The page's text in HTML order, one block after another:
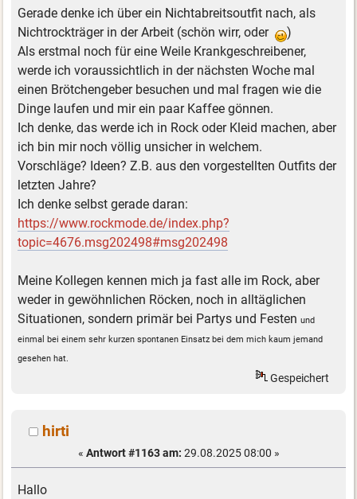
Gerade denke ich über ein Nichtabreitsoutfit nach, als
Nichtrockträger in der Arbeit (schön wirr, oder
)
Als erstmal noch für eine Weile Krankgeschreibener,
werde ich voraussichtlich in der nächsten Woche mal
einen Brötchengeber besuchen und mal fragen wie die
Dinge laufen und mir ein paar Kaffee gönnen.
Ich denke, das werde ich in Rock oder Kleid machen, aber
ich bin mir noch völlig unsicher in welchem.
Vorschläge? Ideen? Z.B. aus den vorgestellten Outfits der
letzten Jahre?
Ich denke selbst gerade daran:
https://www.rockmode.de/index.php?
topic=4676.msg202498#msg202498
Meine Kollegen kennen mich ja fast alle im Rock, aber
weder in gewöhnlichen Röcken, noch in alltäglichen
Situationen, sondern primär bei Partys und Festenund
einmal bei einem sehr kurzen spontanen Einsatz bei dem mich kaum jemand
gesehen hat.
Gespeichert
hirti
« Antwort #1163 am: 29.08.2025 08:00 »
Hallo